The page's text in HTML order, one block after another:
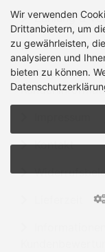
Zahlung &
Allgemeine
Kontakt
Wir verwenden
Drittanbietern, um
zu gewährleisten,
analysieren und
bieten zu können.